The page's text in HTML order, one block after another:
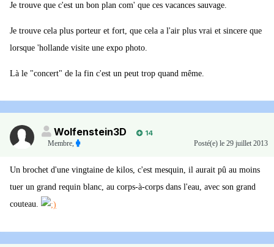
Je trouve que c'est un bon plan com' que ces vacances sauvage.
Je trouve cela plus porteur et fort, que cela a l'air plus vrai et sincere que
lorsque 'hollande visite une expo photo.
Là le "concert" de la fin c'est un peut trop quand même.
Wolfenstein3D
14
Membre, Posté(e) le 29 juillet 2013
Un brochet d'une vingtaine de kilos, c'est mesquin, il aurait pû au moins
tuer un grand requin blanc, au corps-à-corps dans l'eau, avec son grand
couteau.